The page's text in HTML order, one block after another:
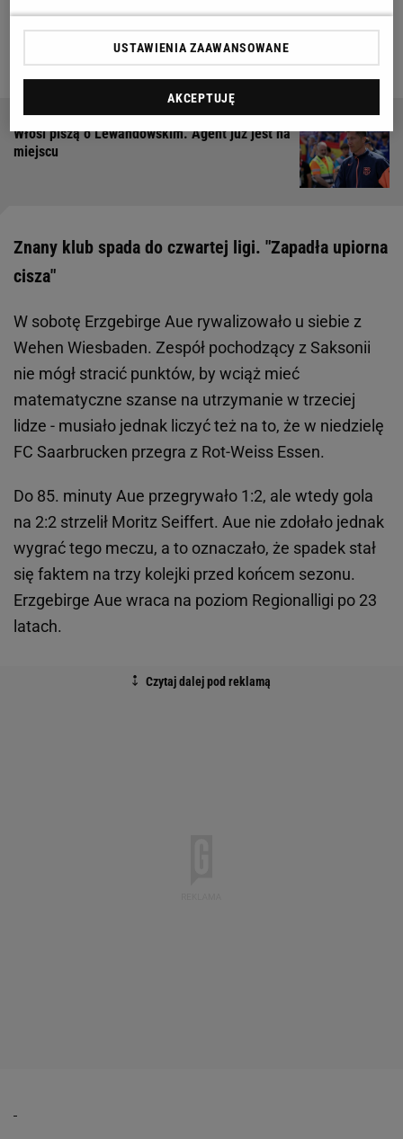
Zobacz wideoProbierz uratował karierę
Koseckiego? "Będę mu za to na zawsze wdzięczny"
Włosi piszą o Lewandowskim. Agent już jest na
miejscu
Znany klub spada do czwartej ligi. "Zapadła upiorna
cisza"
W sobotę Erzgebirge Aue rywalizowało u siebie z
Wehen Wiesbaden. Zespół pochodzący z Saksonii
nie mógł stracić punktów, by wciąż mieć
matematyczne szanse na utrzymanie w trzeciej
lidze - musiało jednak liczyć też na to, że w niedzielę
FC Saarbrucken przegra z Rot-Weiss Essen.
Do 85. minuty Aue przegrywało 1:2, ale wtedy gola
na 2:2 strzelił Moritz Seiffert. Aue nie zdołało jednak
wygrać tego meczu, a to oznaczało, że spadek stał
się faktem na trzy kolejki przed końcem sezonu.
Erzgebirge Aue wraca na poziom Regionalligi po 23
latach.
USTAWIENIA ZAAWANSOWANE
AKCEPTUJĘ